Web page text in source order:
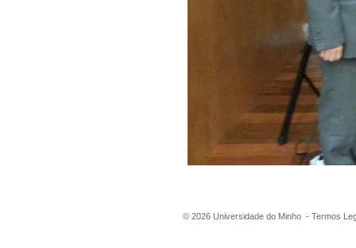
© 2026 Universidade do Minho - Termos